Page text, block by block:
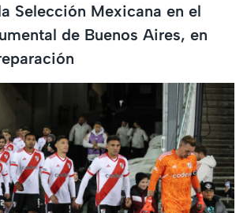
Selección Mexicana en el
de Buenos Aires, en